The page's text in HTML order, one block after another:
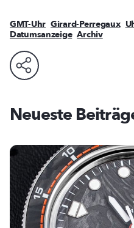
GMT-Uhr Girard-Perregaux
Datumsanzeige Archiv
Neueste